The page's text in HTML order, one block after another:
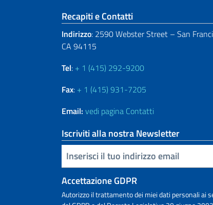
Sezione footer
Recapiti e Contatti
Indirizzo: 2590 Webster Street – San
CA 94115
Tel: + 1 (415) 292-9200
Fax: + 1 (415) 931-7205
Email: vedi pagina Contatti
Iscriviti alla nostra Newsletter
Inserisci la tua email
Accettazione GDPR
Autorizzo il trattamento dei miei dati personali ai